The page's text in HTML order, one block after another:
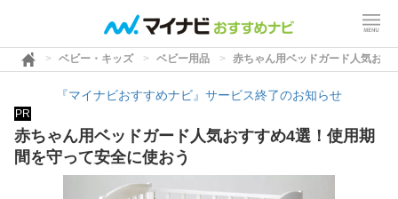
ベビー・キッズ ベビー用品 赤ちゃん用ベッドガード人気お
『マイナビおすすめナビ』サービス終了のお知らせ
PR
赤ちゃん用ベッドガード人気おすすめ4選！使用期
間を守って安全に使おう